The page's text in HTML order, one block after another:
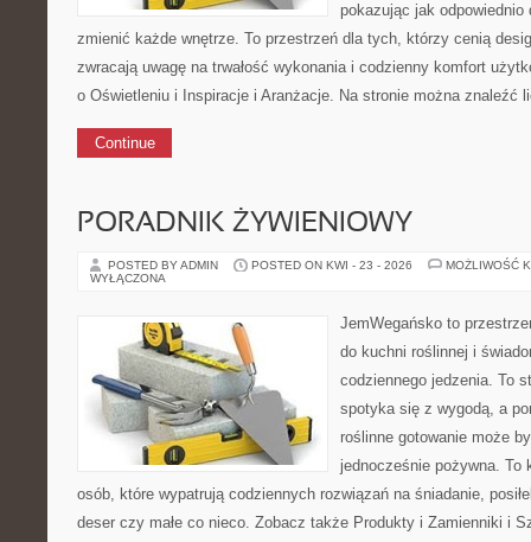
pokazując jak odpowiednio
zmienić każde wnętrze. To przestrzeń dla tych, którzy cenią
zwracają uwagę na trwałość wykonania i codzienny komfort
o Oświetleniu i Inspiracje i Aranżacje. Na stronie można znaleźć
Continue
PORADNIK ŻYWIENIOWY
POSTED BY ADMIN POSTED ON KWI - 23 - 2026
MOŻLIWOŚĆ
WYŁĄCZONA
JemWegańsko to
do kuchni roślinnej i
codziennego jedzenia. To
spotyka się z wygodą, a
roślinne gotowanie może
jednocześnie pożywna. To
osób, które wypatrują codziennych rozwiązań na śniadanie,
deser czy małe co nieco. Zobacz także Produkty i Zamienniki i